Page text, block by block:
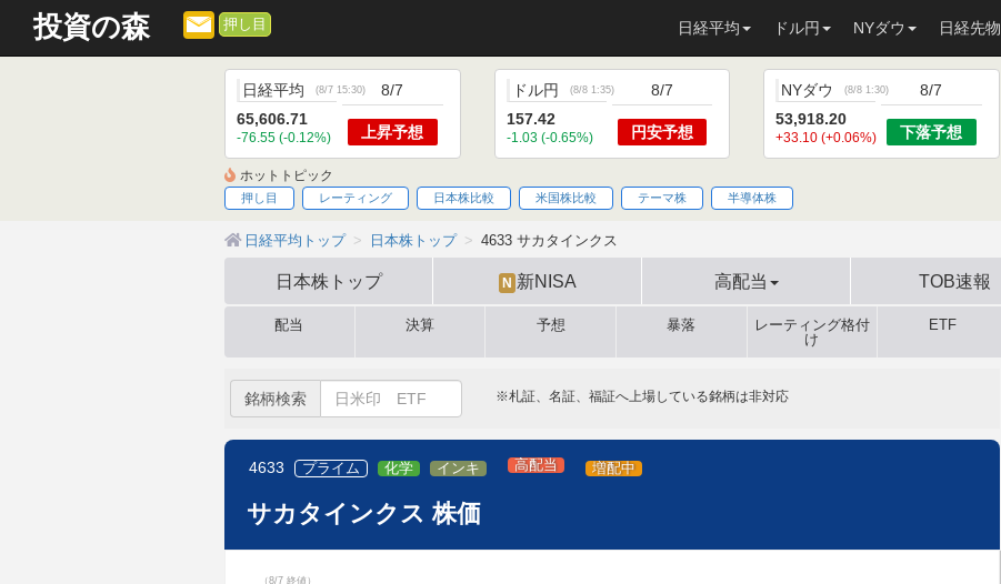
投資の森 押し目 日経平均 ドル円 NYダウ 日経先物
日経平均 (8/7 15:30)
65,606.71
-76.55 (-0.12%)
8/7
上昇予想
ドル円 (8/8 1:35)
157.42
-1.03 (-0.65%)
8/7
円安予想
NYダウ (8/8 1:30)
53,918.20
+33.10 (+0.06%)
8/7
下落予想
ホットトピック
押し目 レーティング 日本株比較 米国株比較 テーマ株 半導体株
日経平均トップ 日本株トップ 4633 サカタインクス
日本株トップ N 新NISA 高配当 TOB速報
配当 決算 予想 暴落
レーティング格付
け
ETF
銘柄検索 ※札証、名証、福証へ上場している銘柄は非対応
4633 プライム 化学 インキ 高配当 増配中
サカタインクス 株価
（8/7 終値）